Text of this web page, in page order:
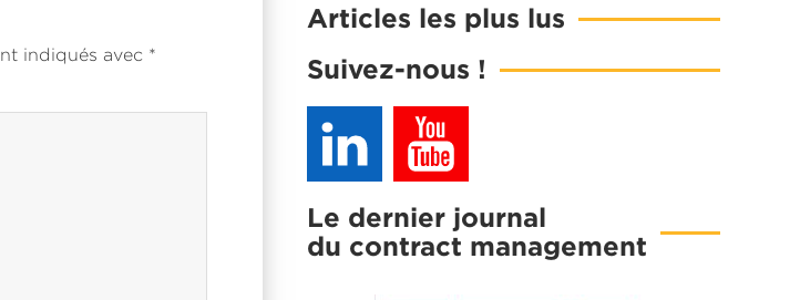
indiqués avec *
Articles les plus lus
Suivez-nous !
Le dernier journal
du contract management
mise en place de son département Contract